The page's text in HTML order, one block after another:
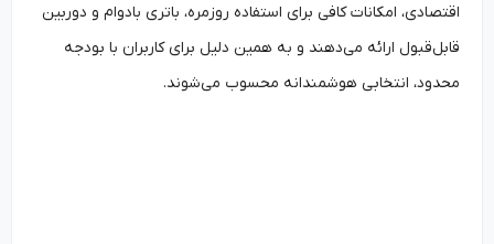
اقتصادی، امکانات کافی برای استفاده روزمره، باتری بادوام و دوربین
قابل‌قبول ارائه می‌دهند و به همین دلیل برای کاربران با بودجه
محدود، انتخابی هوشمندانه محسوب می‌شوند.